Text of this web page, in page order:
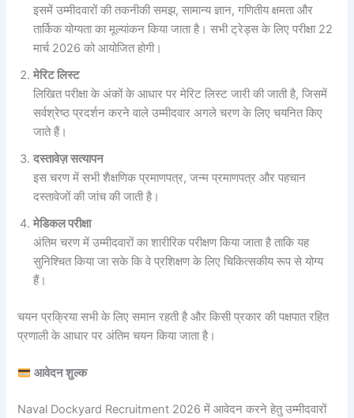
इसमें उम्मीदवारों की तकनीकी समझ, सामान्य ज्ञान, गणितीय क्षमता और
तार्किक योग्यता का मूल्यांकन किया जाता है। सभी ट्रेड्स के लिए परीक्षा 22
मार्च 2026 को आयोजित होगी।
मेरिट लिस्ट
लिखित परीक्षा के अंकों के आधार पर मेरिट लिस्ट जारी की जाती है, जिसमें
सर्वश्रेष्ठ प्रदर्शन करने वाले उम्मीदवार अगले चरण के लिए चयनित किए
जाते हैं।
दस्तावेज़ सत्यापन
इस चरण में सभी शैक्षणिक प्रमाणपत्र, जन्म प्रमाणपत्र और पहचान
दस्तावेजों की जांच की जाती है।
मेडिकल परीक्षा
अंतिम चरण में उम्मीदवारों का शारीरिक परीक्षण किया जाता है ताकि यह
सुनिश्चित किया जा सके कि वे प्रशिक्षण के लिए चिकित्सकीय रूप से योग्य
हैं।
चयन प्रक्रिया सभी के लिए समान रहती है और किसी प्रकार की पक्षपात रहित
प्रणाली के आधार पर अंतिम चयन किया जाता है।
आवेदन शुल्क
Naval Dockyard Recruitment 2026 में आवेदन करने हेतु उम्मीदवारों